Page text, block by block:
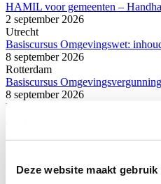
Deze website maakt
HAMIL voor gemeenten –
2 september 2026
Utrecht
Basiscursus Omgevingswet:
8 september 2026
Rotterdam
Basiscursus
8 september 2026
Utrecht
ABW1 Omgevingswet
Utrecht
Meer weten?